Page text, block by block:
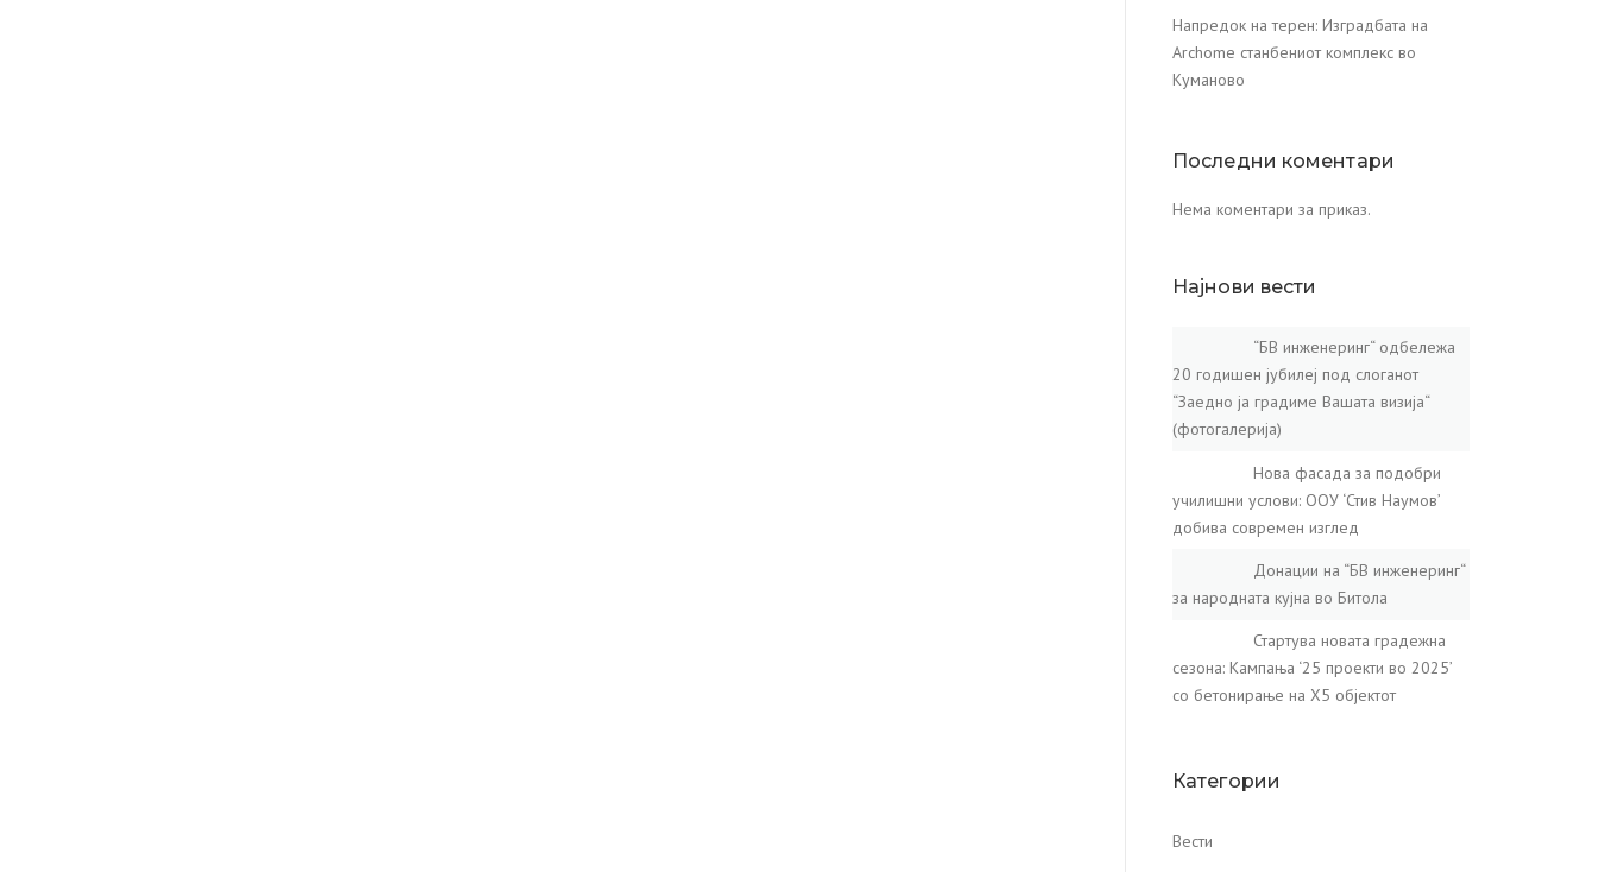
Напредок на терен: Изградбата на
Archome станбениот комплекс во
Куманово
Последни коментари
Нема коментари за приказ.
Најнови вести
“БВ инженеринг“ одбележа
20 годишен јубилеј под слоганот
“Заедно ја градиме Вашата визија“
(фотогалерија)
Нова фасада за подобри
училишни услови: ООУ ‘Стив Наумов’
добива современ изглед
Донации на “БВ инженеринг“
за народната кујна во Битола
Стартува новата градежна
сезона: Кампања ‘25 проекти во 2025’
со бетонирање на X5 објектот
Категории
Вести